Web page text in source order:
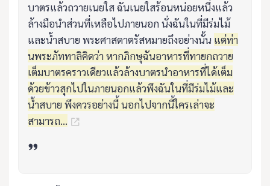
บาตรแล้วถวายเนยใส ฉันเนยใสร้อนหน่อยหนึ่งแล้ว
ล้างมือนำส่วนที่เหลือไปภายนอก นั่งฉันในที่มีร่มไม้
และน้ำสบาย พระศาสดาตรัสหมายถึงอย่างนั้น แต่ท่า
นพระภัททาลิคิดว่า หากภิกษุฉันอาหารที่ทายกถวาย
เต็มบาตรคราวเดียวแล้วล้างบาตรนำอาหารที่ได้เต็ม
ด้วยข้าวสุกไปในภายนอกแล้วพึงฉันในที่มีร่มไม้และ
น้ำสบาย พึงควรอย่างนี้ นอกไปจากนี้ใครเล่าจะ
สามารถ...